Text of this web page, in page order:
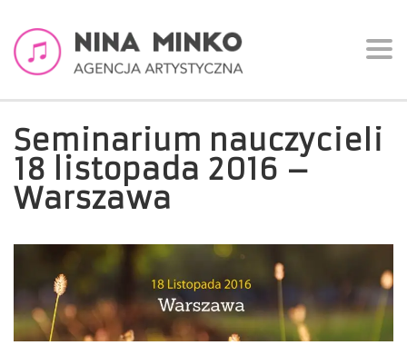
Seminarium nauczycieli
18 listopada 2016 –
Warszawa